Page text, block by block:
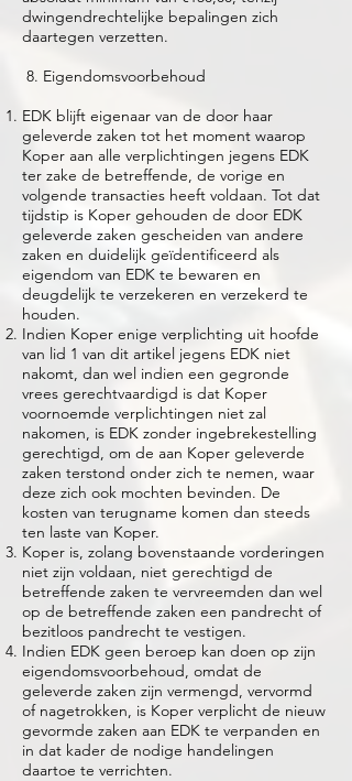
dwingendrechtelijke bepalingen zich
daartegen verzetten.
8. Eigendomsvoorbehoud
EDK blijft eigenaar van de door haar
geleverde zaken tot het moment waarop
Koper aan alle verplichtingen jegens EDK
ter zake de betreffende, de vorige en
volgende transacties heeft voldaan. Tot dat
tijdstip is Koper gehouden de door EDK
geleverde zaken gescheiden van andere
zaken en duidelijk geïdentificeerd als
eigendom van EDK te bewaren en
deugdelijk te verzekeren en verzekerd te
houden.
Indien Koper enige verplichting uit hoofde
van lid 1 van dit artikel jegens EDK niet
nakomt, dan wel indien een gegronde
vrees gerechtvaardigd is dat Koper
voornoemde verplichtingen niet zal
nakomen, is EDK zonder ingebrekestelling
gerechtigd, om de aan Koper geleverde
zaken terstond onder zich te nemen, waar
deze zich ook mochten bevinden. De
kosten van terugname komen dan steeds
ten laste van Koper.
Koper is, zolang bovenstaande vorderingen
niet zijn voldaan, niet gerechtigd de
betreffende zaken te vervreemden dan wel
op de betreffende zaken een pandrecht of
bezitloos pandrecht te vestigen.
Indien EDK geen beroep kan doen op zijn
eigendomsvoorbehoud, omdat de
geleverde zaken zijn vermengd, vervormd
of nagetrokken, is Koper verplicht de nieuw
gevormde zaken aan EDK te verpanden en
in dat kader de nodige handelingen
daartoe te verrichten.